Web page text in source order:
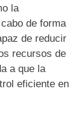
la
de forma
de reducir
recursos de
a que la
eficiente en